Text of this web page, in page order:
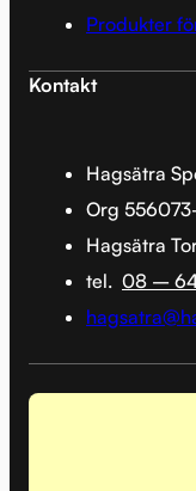
Produkter
Kontakt
Hagsätra
Org
Hagsätra
tel. 08 –